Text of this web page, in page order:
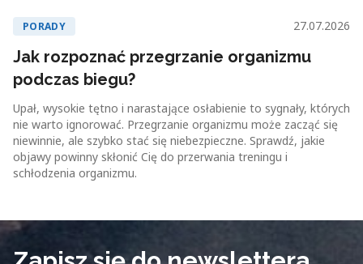
PORADY 27.07.2026
Jak rozpoznać przegrzanie organizmu
podczas biegu?
Upał, wysokie tętno i narastające osłabienie to sygnały, których
nie warto ignorować. Przegrzanie organizmu może zacząć się
niewinnie, ale szybko stać się niebezpieczne. Sprawdź, jakie
objawy powinny skłonić Cię do przerwania treningu i
schłodzenia organizmu.